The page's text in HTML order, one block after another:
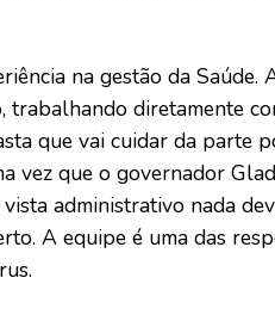
na gestão da Saúde.
trabalhando diretamente
que vai cuidar da parte
vez que o governador
administrativo nada
A equipe é uma das